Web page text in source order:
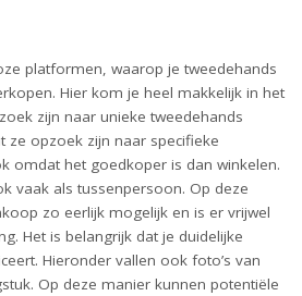
platformen, waarop je tweedehands
Hier kom je heel makkelijk in het
zijn naar unieke tweedehands
ze opzoek zijn naar specifieke
omdat het goedkoper is dan winkelen.
vaak als tussenpersoon. Op deze
zo eerlijk mogelijk en is er vrijwel
Het is belangrijk dat je duidelijke
Hieronder vallen ook foto’s van
Op deze manier kunnen potentiële